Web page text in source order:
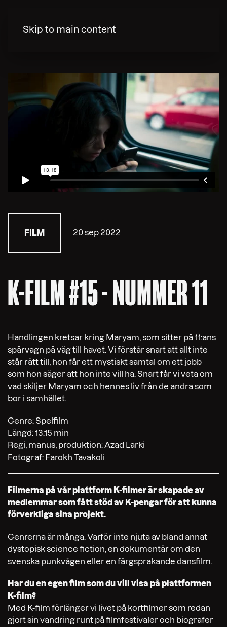
Skip to main content
FILM 20 sep 2022
K-FILM #15 - NUMMER 11
Handlingen kretsar kring Maryam, som sitter på 11:ans
spårvagn på väg till havet. Vi förstår snart att allt inte
står rätt till, hon får ett mystiskt samtal om ett jobb
som hon säger att hon inte vill ha. Snart får vi veta om
vad skiljer Maryam och hennes liv från de andra som
bor i samhället.
Genre: Spelfilm
Längd: 13.15 min
Regi, manus, produktion: Azad Larki
Fotograf: Farokh Tavakoli
Filmerna på vår plattform K-filmer är skapade av
medlemmar som fått stöd av K-pengar för att kunna
förverkliga sina projekt.
Genrerna är många. Varför inte njuta av bland annat
dystopisk science fiction, en dokumentär om den
svenska punkvågen eller en färgsprakande dansfilm.
Har du en egen film som du vill visa på plattformen
K-film?
Med K-film förlänger vi livet på kortfilmer som redan
gjort sin vandring runt på filmfestivaler och biografer